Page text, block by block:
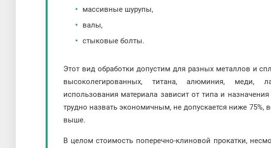
массивные шурупы,
валы,
стыковые болты.
Этот вид обработки допустим для разных металлов и
высоколегированных, титана, алюминия, меди,
использования материала зависит от типа и
трудно назвать экономичным, не допускается ниже 75%,
выше.
В целом стоимость поперечно-клиновой прокатки,